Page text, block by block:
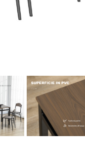
2
Pessima
Ho acquistato